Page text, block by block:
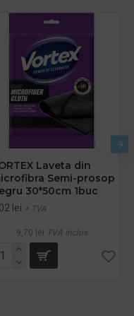
Laveta din
Semi-prosop
30*50cm 1buc
lei + TVA
9,70 lei TVA inclus